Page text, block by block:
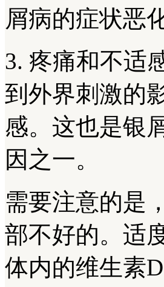
屑病的症状恶
3. 疼痛和不适
到外界刺激的
感。这也是银
因之一。
需要注意的是
部不好的。适
体内的维生素